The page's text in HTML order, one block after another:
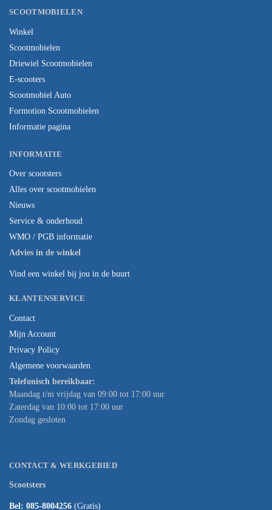
SCOOTMOBIELEN
Winkel
Scootmobielen
Driewiel Scootmobielen
E-scooters
Scootmobiel Auto
Formotion Scootmobielen
Informatie pagina
INFORMATIE
Over scootsters
Alles over scootmobielen
Nieuws
Service & onderhoud
WMO / PGB informatie
Advies in de winkel
Vind een winkel bij jou in de buurt
KLANTENSERVICE
Contact
Mijn Account
Privacy Policy
Algemene voorwaarden
Telefonisch bereikbaar:
Maandag t/m vrijdag van 09:00 tot 17:00 uur
Zaterdag van 10:00 tot 17:00 uur
Zondag gesloten
CONTACT & WERKGEBIED
Scootsters
Bel: 085-8004256 (Gratis)